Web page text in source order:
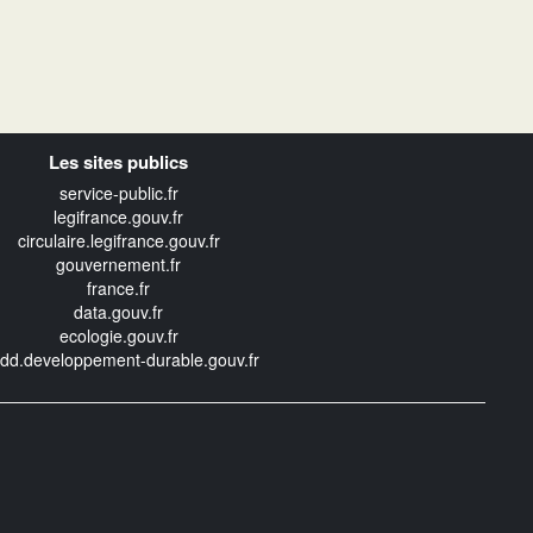
Les sites publics
service-public.fr
legifrance.gouv.fr
circulaire.legifrance.gouv.fr
gouvernement.fr
france.fr
data.gouv.fr
ecologie.gouv.fr
durable.gouv.fr